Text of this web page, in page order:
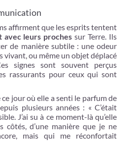
affirment que les esprits tentent
avec leurs proches sur Terre. Ils
de manière subtile : une odeur
vivant, ou même un objet déplacé
signes sont souvent perçus
rassurants pour ceux qui sont
jour où elle a senti le parfum de
plusieurs années : « C’était
J’ai su à ce moment-là qu’elle
côtés, d’une manière que je ne
mais qui me réconfortait